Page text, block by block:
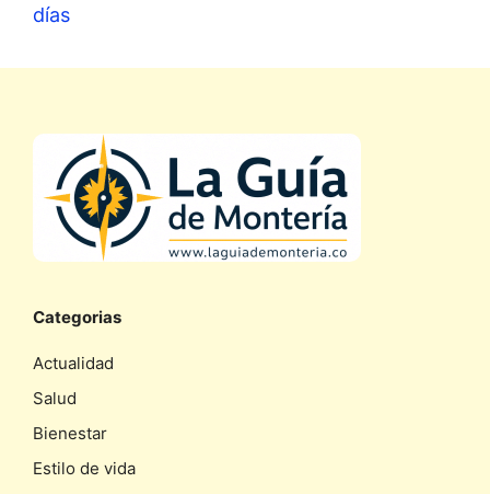
días
Categorias
Actualidad
Salud
Bienestar
Estilo de vida